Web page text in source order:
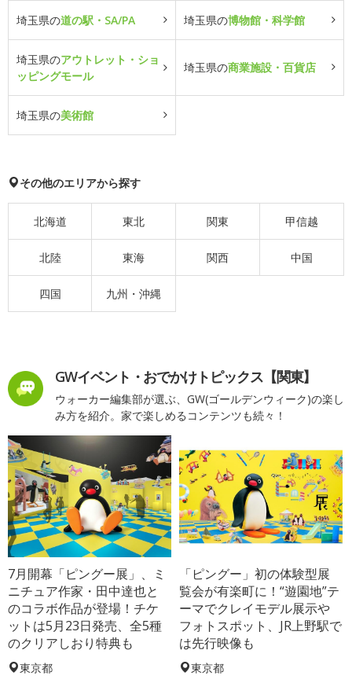
埼玉県の道の駅・SA/PA 埼玉県の博物館・科学館
埼玉県のアウトレット・ショ
ッピングモール
埼玉県の商業施設・百貨店
埼玉県の美術館
その他のエリアから探す
北海道 東北 関東 甲信越
北陸 東海 関西 中国
四国 九州・沖縄
GWイベント・おでかけトピックス【関東】
ウォーカー編集部が選ぶ、GW(ゴールデンウィーク)の楽し
み方を紹介。家で楽しめるコンテンツも続々！
7月開幕「ピングー展」、ミ
ニチュア作家・田中達也と
のコラボ作品が登場！チケ
ットは5月23日発売、全5種
のクリアしおり特典も
東京都
「ピングー」初の体験型展
覧会が有楽町に！“遊園地”テ
ーマでクレイモデル展示や
フォトスポット、JR上野駅で
は先行映像も
東京都